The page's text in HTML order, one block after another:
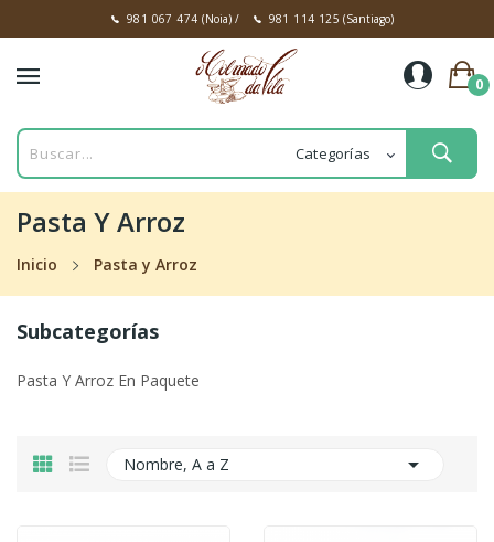
981 067 474 (Noia)/ 981 114 125 (Santiago)
0
Pasta Y Arroz
Inicio Pasta y Arroz
Subcategorías
Pasta Y Arroz En Paquete
Nombre, A a Z 